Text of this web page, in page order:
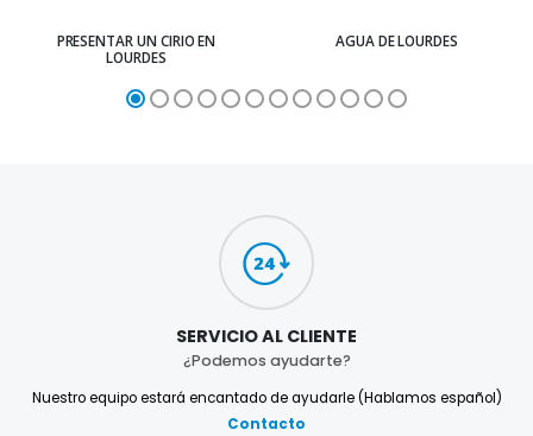
PRESENTAR UN CIRIO EN
LOURDES
AGUA DE LOURDES
SERVICIO AL CLIENTE
¿Podemos ayudarte?
Nuestro equipo estará encantado de ayudarle (Hablamos español)
Contacto